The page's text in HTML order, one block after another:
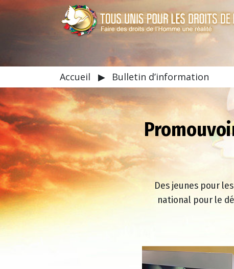
Accueil ▶ Bulletin d’information
Des jeunes pour
national pour le